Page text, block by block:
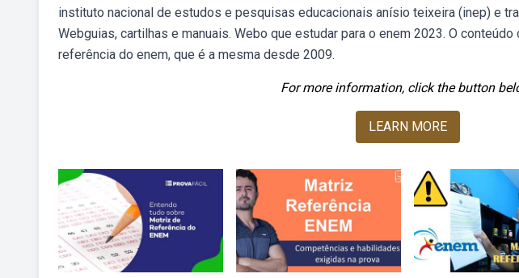
instituto nacional de estudos e pesquisas educacionais anísio teixeira (inep) e
Webguias, cartilhas e manuais. Webo que estudar para o enem 2023. O
referência do enem, que é a mesma desde 2009.
For more information, click the button
LEARN MORE